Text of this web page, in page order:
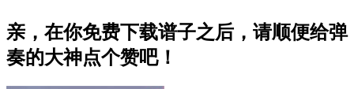
亲，在你免费下载谱子之后，请顺便给弹
奏的大神点个赞吧！